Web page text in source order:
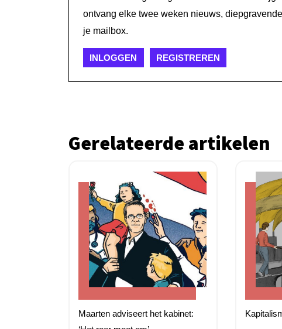
ontvang elke twee weken nieuws,
je mailbox.
INLOGGEN REGISTREREN
Gerelateerde artikelen
Maarten adviseert het kabinet: